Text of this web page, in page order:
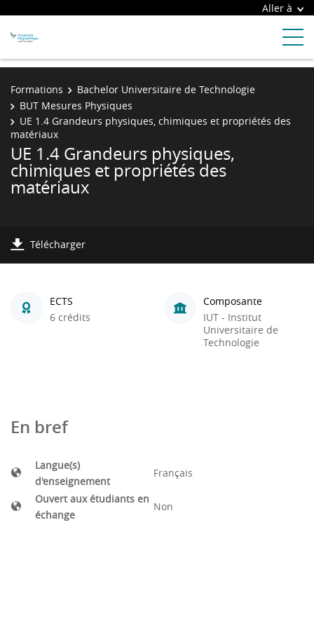
Aller à
Formations
Bachelor Universitaire de Technologie
BUT Mesures Physiques
UE 1.4 Grandeurs physiques, chimiques et propriétés des
matériaux
UE 1.4 Grandeurs physiques,
chimiques et propriétés des
matériaux
Télécharger
ECTS
6 crédits
Composante
IUT - Institut
Universitaire de
Technologie
En bref
Langue(s)
d'enseignement
Français
Ouvert aux étudiants en
échange
Non